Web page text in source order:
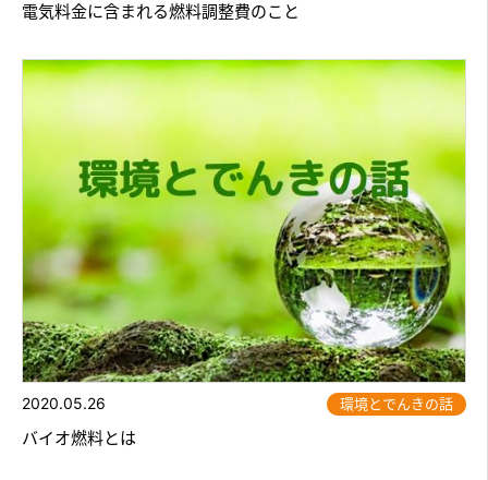
電気料金に含まれる燃料調整費のこと
2020.05.26 環境とでんきの話
バイオ燃料とは